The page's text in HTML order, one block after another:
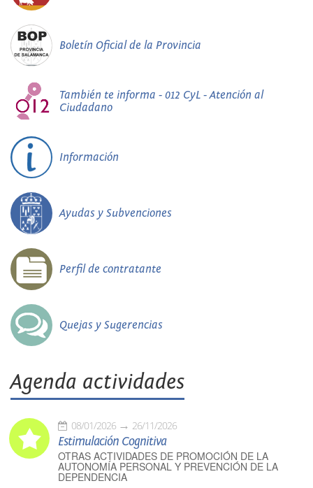
Boletín Oficial de la Provincia
También te informa - 012 CyL - Atención al
Ciudadano
Información
Ayudas y Subvenciones
Perfil de contratante
Quejas y Sugerencias
Agenda actividades
08/01/2026 26/11/2026
Estimulación Cognitiva
OTRAS ACTIVIDADES DE PROMOCIÓN DE LA
AUTONOMÍA PERSONAL Y PREVENCIÓN DE LA
DEPENDENCIA